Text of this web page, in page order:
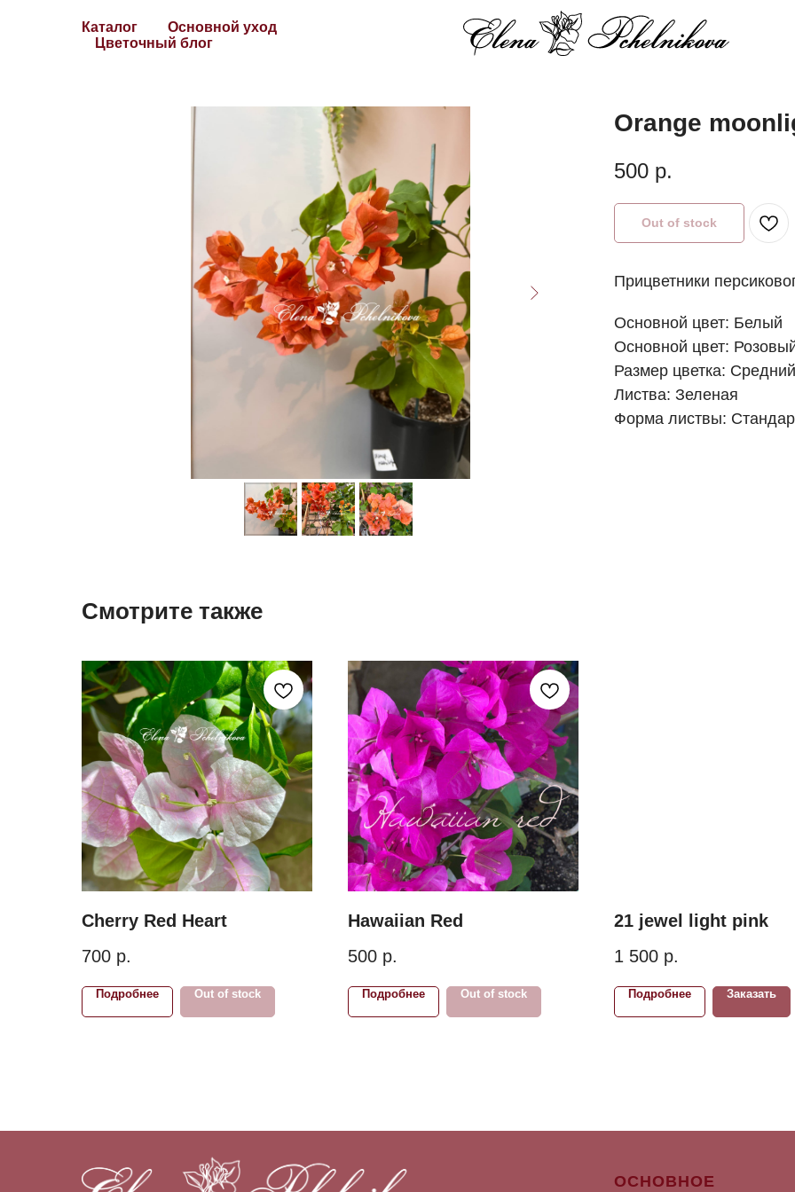
Каталог
Основной уход
Цветочный блог
Orange
500 р.
Out of stock
Прицветники
Основной цвет: Белый
Основной цвет:
Размер цветка: Средний
Листва: Зеленая
Форма листвы:
Смотрите также
Cherry Red Heart
700 р.
Подробнее Out of stock
Hawaiian Red
500 р.
Подробнее Out of stock
21 jewel light pink
1 500 р.
Подробнее Заказать
ОСНОВНОЕ